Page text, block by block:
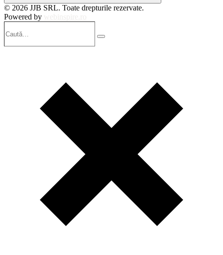
© 2026 JJB SRL. Toate drepturile rezervate.
Powered by
Search